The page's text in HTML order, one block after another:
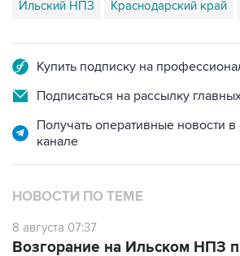
Ильский НПЗ Краснодарский край
Купить подписку на
Подписаться на рассылку
Получать оперативные новости
канале
НОВОСТИ ПО ТЕМЕ
8 августа 07:37
Возгорание на Ильском НПЗ